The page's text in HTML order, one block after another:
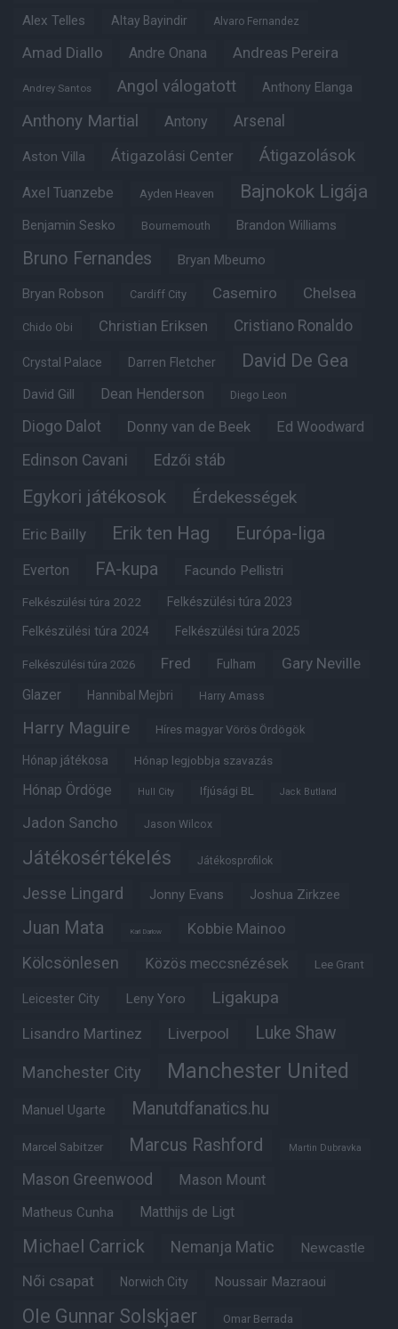
Alex Telles Altay Bayindir Alvaro Fernandez
Amad Diallo Andre Onana Andreas Pereira
Andrey Santos Angol válogatott Anthony Elanga
Anthony Martial Antony Arsenal
Aston Villa Átigazolási Center Átigazolások
Axel Tuanzebe Ayden Heaven Bajnokok Ligája
Benjamin Sesko Bournemouth Brandon Williams
Bruno Fernandes Bryan Mbeumo
Bryan Robson Cardiff City Casemiro Chelsea
Chido Obi Christian Eriksen Cristiano Ronaldo
Crystal Palace Darren Fletcher David De Gea
David Gill Dean Henderson Diego Leon
Diogo Dalot Donny van de Beek Ed Woodward
Edinson Cavani Edzői stáb
Egykori játékosok Érdekességek
Eric Bailly Erik ten Hag Európa-liga
Everton FA-kupa Facundo Pellistri
Felkészülési túra 2022 Felkészülési túra 2023
Felkészülési túra 2024 Felkészülési túra 2025
Felkészülési túra 2026 Fred Fulham Gary Neville
Glazer Hannibal Mejbri Harry Amass
Harry Maguire Híres magyar Vörös Ördögök
Hónap játékosa Hónap legjobbja szavazás
Hónap Ördöge Hull City Ifjúsági BL Jack Butland
Jadon Sancho Jason Wilcox
Játékosértékelés Játékosprofilok
Jesse Lingard Jonny Evans Joshua Zirkzee
Juan Mata Karl Darlow Kobbie Mainoo
Kölcsönlesen Közös meccsnézések Lee Grant
Leicester City Leny Yoro Ligakupa
Lisandro Martinez Liverpool Luke Shaw
Manchester City Manchester United
Manuel Ugarte Manutdfanatics.hu
Marcel Sabitzer Marcus Rashford Martin Dubravka
Mason Greenwood Mason Mount
Matheus Cunha Matthijs de Ligt
Michael Carrick Nemanja Matic Newcastle
Női csapat Norwich City Noussair Mazraoui
Ole Gunnar Solskjaer Omar Berrada